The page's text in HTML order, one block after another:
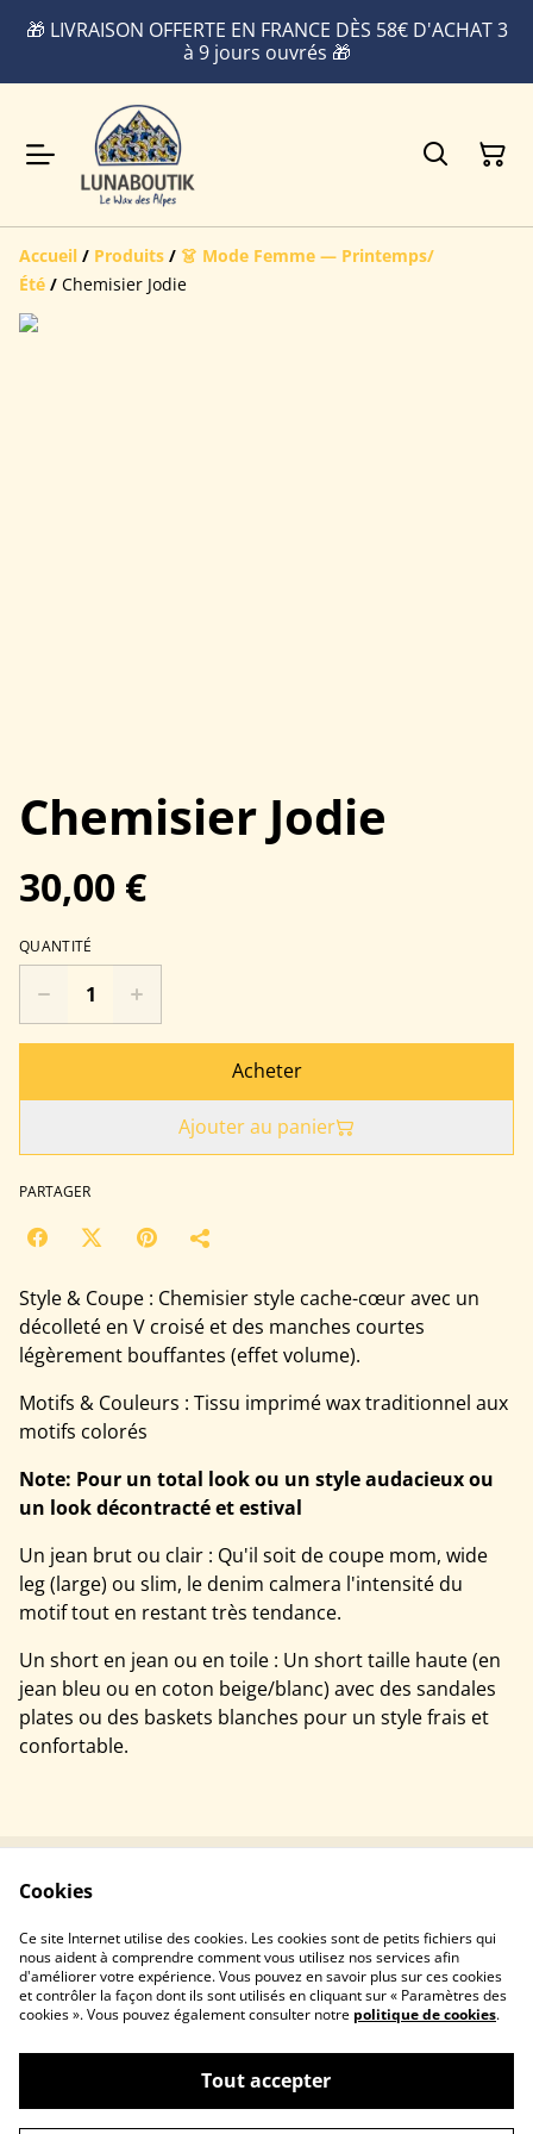
🎁 LIVRAISON OFFERTE EN FRANCE DÈS 58€ D'ACHAT 3
à 9 jours ouvrés 🎁
Accueil / Produits / 👗 Mode Femme — Printemps/
Été / Chemisier Jodie
Chemisier Jodie
30,00 €
QUANTITÉ
Acheter
Ajouter au panier
PARTAGER
Style & Coupe : Chemisier style cache-cœur avec un
décolleté en V croisé et des manches courtes
légèrement bouffantes (effet volume).
Motifs & Couleurs : Tissu imprimé wax traditionnel aux
motifs colorés
Note: Pour un total look ou un style audacieux ou
un look décontracté et estival
Un jean brut ou clair : Qu'il soit de coupe mom, wide
leg (large) ou slim, le denim calmera l'intensité du
motif tout en restant très tendance.
Un short en jean ou en toile : Un short taille haute (en
jean bleu ou en coton beige/blanc) avec des sandales
plates ou des baskets blanches pour un style frais et
confortable.
Politique de
confidentialité
Politique de cookies
©2026Lunaboutik
Cookies
Ce site Internet utilise des cookies. Les cookies sont de petits fichiers qui
nous aident à comprendre comment vous utilisez nos services afin
d'améliorer votre expérience. Vous pouvez en savoir plus sur ces cookies
et contrôler la façon dont ils sont utilisés en cliquant sur « Paramètres des
cookies ». Vous pouvez également consulter notre politique de cookies.
Tout accepter